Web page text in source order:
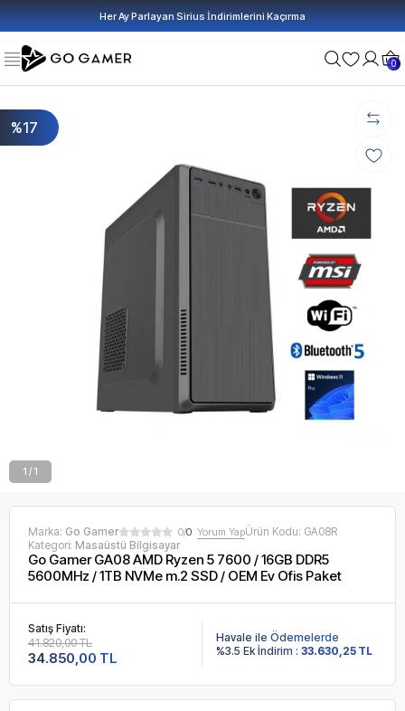
Her Ay Parlayan Sirius İndirimlerini Kaçırma
0
%17
1 / 1
Marka: Go Gamer 0/0 Yorum YapÜrün Kodu: GA08R
Kategori: Masaüstü Bilgisayar
Go Gamer GA08 AMD Ryzen 5 7600 / 16GB DDR5
5600MHz / 1TB NVMe m.2 SSD / OEM Ev Ofis Paket
Satış Fiyatı:
34.850,00 TL
41.820,00 TL
Havale ile Ödemelerde
%3.5 Ek İndirim : 33.630,25 TL